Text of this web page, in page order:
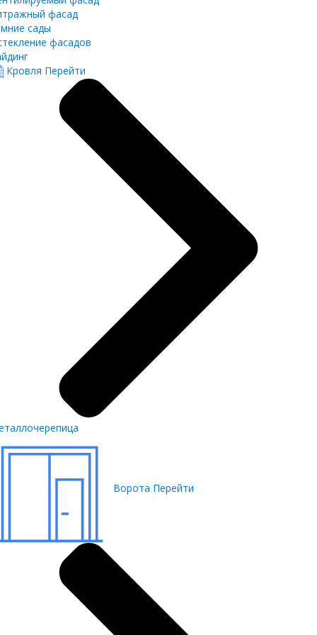
фасад
сады
фасадов
Кровля Перейти
Ворота Перейти